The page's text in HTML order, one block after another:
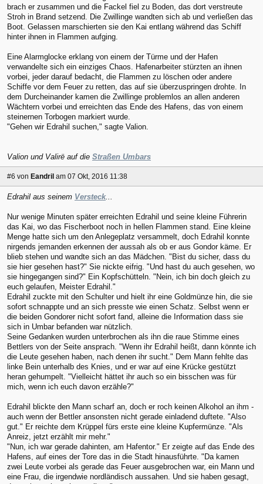
brach er zusammen und die Fackel fiel zu Boden, das dort verstreute
Stroh in Brand setzend. Die Zwillinge wandten sich ab und verließen das
Boot. Gelassen marschierten sie den Kai entlang während das Schiff
hinter ihnen in Flammen aufging.
Eine Alarmglocke erklang von einem der Türme und der Hafen
verwandelte sich ein einziges Chaos. Hafenarbeiter stürzten an ihnen
vorbei, jeder darauf bedacht, die Flammen zu löschen oder andere
Schiffe vor dem Feuer zu retten, das auf sie überzuspringen drohte. In
dem Durcheinander kamen die Zwillinge problemlos an allen anderen
Wächtern vorbei und erreichten das Ende des Hafens, das von einem
steinernen Torbogen markiert wurde.
"Gehen wir Edrahil suchen," sagte Valion.
Valion und Valirë auf die Straßen Umbars
#6 von Eandril am 07 Okt, 2016 11:38
Edrahil aus seinem Versteck...
Nur wenige Minuten später erreichten Edrahil und seine kleine Führerin
das Kai, wo das Fischerboot noch in hellen Flammen stand. Eine kleine
Menge hatte sich um den Anlegeplatz versammelt, doch Edrahil konnte
nirgends jemanden erkennen der aussah als ob er aus Gondor käme. Er
blieb stehen und wandte sich an das Mädchen. "Bist du sicher, dass du
sie hier gesehen hast?" Sie nickte eifrig. "Und hast du auch gesehen, wo
sie hingegangen sind?" Ein Kopfschütteln. "Nein, ich bin doch gleich zu
euch gelaufen, Meister Edrahil."
Edrahil zuckte mit den Schulter und hielt ihr eine Goldmünze hin, die sie
sofort schnappte und an sich presste wie einen Schatz. Selbst wenn er
die beiden Gondorer nicht sofort fand, alleine die Information dass sie
sich in Umbar befanden war nützlich.
Seine Gedanken wurden unterbrochen als ihn die raue Stimme eines
Bettlers von der Seite ansprach. "Wenn ihr Edrahil heißt, dann könnte ich
die Leute gesehen haben, nach denen ihr sucht." Dem Mann fehlte das
linke Bein unterhalb des Knies, und er war auf eine Krücke gestützt
heran gehumpelt. "Vielleicht hättet ihr auch so ein bisschen was für
mich, wenn ich euch davon erzähle?"
Edrahil blickte den Mann scharf an, doch er roch keinen Alkohol an ihm -
auch wenn der Bettler ansonsten nicht gerade einladend duftete. "Also
gut." Er reichte dem Krüppel fürs erste eine kleine Kupfermünze. "Als
Anreiz, jetzt erzählt mir mehr."
"Nun, ich war gerade dahinten, am Hafentor." Er zeigte auf das Ende des
Hafens, auf eines der Tore das in die Stadt hinausführte. "Da kamen
zwei Leute vorbei als gerade das Feuer ausgebrochen war, ein Mann und
eine Frau, die irgendwie nordländisch aussahen. Und sie haben gesagt,